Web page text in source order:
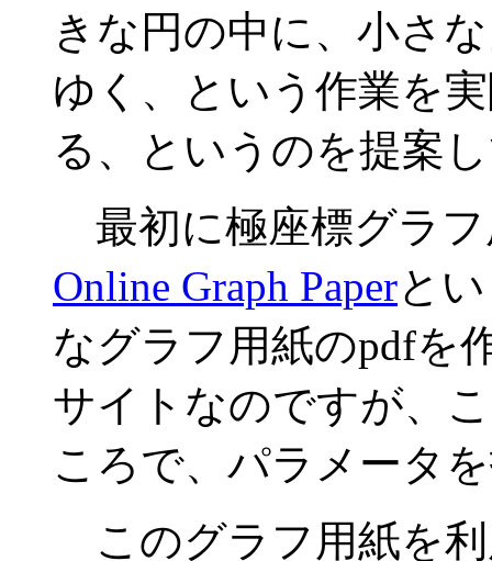
きな円の中に、小さ
ゆく、という作業を
る、というのを提案
最初に極座標グラ
Online Graph Paperと
なグラフ用紙のpdfを
サイトなのですが、
ころで、パラメータ
このグラフ用紙を